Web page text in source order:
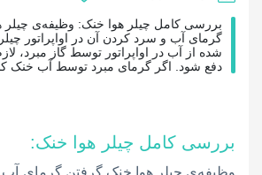
بررسی کامل چیلر هوا خنک: وظیفه‌ی چیلر
گرمای آب و سرد کردن آن در اواپراتور
شده از آب در اواپراتور توسط گاز مبرد،
دفع شود. اگر گرمای مبرد توسط آب خنک
بررسی کامل چیلر هوا خنک:
وظیفه‌ی چیلر هوا خنک گرفتن گرمای